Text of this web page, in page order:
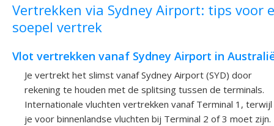
Vertrekken via Sydney Airport: tips voor
soepel vertrek
Vlot vertrekken vanaf Sydney Airport in
Je vertrekt het slimst vanaf Sydney Airport (SYD) door
rekening te houden met de splitsing tussen de terminals.
Internationale vluchten vertrekken vanaf Terminal 1, terwijl
je voor binnenlandse vluchten bij Terminal 2 of 3 moet zijn.